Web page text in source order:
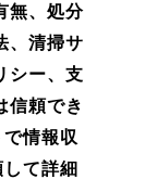
無、処分
、清掃サ
シー、支
信頼でき
情報収
て詳細